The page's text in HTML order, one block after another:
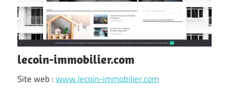
lecoin-immobilier.com
Site web :www.lecoin-immobilier.com